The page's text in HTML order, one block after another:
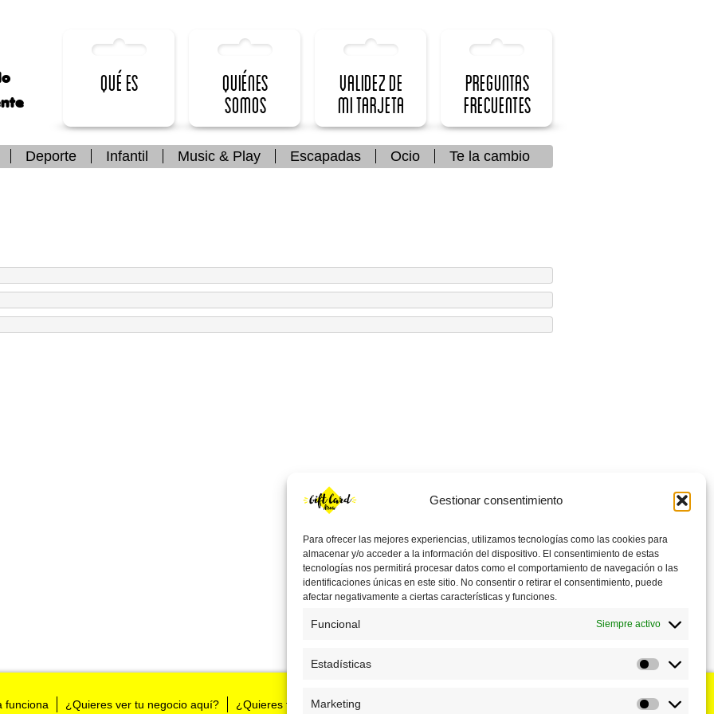
Gestionar consentimiento
Para ofrecer las mejores experiencias, utilizamos tecnologías como las cookies para
almacenar y/o acceder a la información del dispositivo. El consentimiento de estas
tecnologías nos permitirá procesar datos como el comportamiento de navegación o las
identificaciones únicas en este sitio. No consentir o retirar el consentimiento, puede
afectar negativamente a ciertas características y funciones.
Funcional Siempre activo
Estadísticas
Marketing
Marketing
Qué es
Quiénes
somos
Validez de
mi Tarjeta
Preguntas
frecuentes
Deporte Infantil Music & Play Escapadas Ocio Te la cambio
funciona ¿Quieres ver tu negocio aquí? ¿Quieres tenernos en tu negocio?